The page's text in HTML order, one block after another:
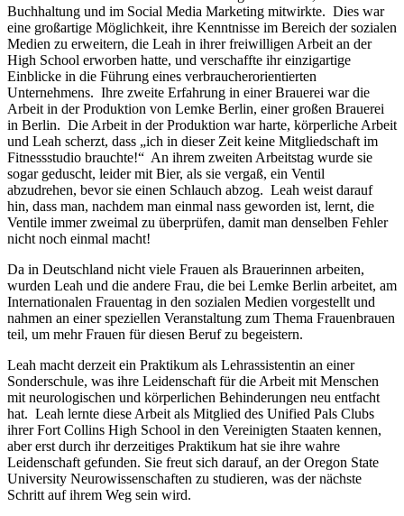
Buchhaltung und im Social Media Marketing mitwirkte. Dies war
eine großartige Möglichkeit, ihre Kenntnisse im Bereich der sozialen
Medien zu erweitern, die Leah in ihrer freiwilligen Arbeit an der
High School erworben hatte, und verschaffte ihr einzigartige
Einblicke in die Führung eines verbraucherorientierten
Unternehmens. Ihre zweite Erfahrung in einer Brauerei war die
Arbeit in der Produktion von Lemke Berlin, einer großen Brauerei
in Berlin. Die Arbeit in der Produktion war harte, körperliche Arbeit
und Leah scherzt, dass „ich in dieser Zeit keine Mitgliedschaft im
Fitnessstudio brauchte!“ An ihrem zweiten Arbeitstag wurde sie
sogar geduscht, leider mit Bier, als sie vergaß, ein Ventil
abzudrehen, bevor sie einen Schlauch abzog. Leah weist darauf
hin, dass man, nachdem man einmal nass geworden ist, lernt, die
Ventile immer zweimal zu überprüfen, damit man denselben Fehler
nicht noch einmal macht!
Da in Deutschland nicht viele Frauen als Brauerinnen arbeiten,
wurden Leah und die andere Frau, die bei Lemke Berlin arbeitet, am
Internationalen Frauentag in den sozialen Medien vorgestellt und
nahmen an einer speziellen Veranstaltung zum Thema Frauenbrauen
teil, um mehr Frauen für diesen Beruf zu begeistern.
Leah macht derzeit ein Praktikum als Lehrassistentin an einer
Sonderschule, was ihre Leidenschaft für die Arbeit mit Menschen
mit neurologischen und körperlichen Behinderungen neu entfacht
hat. Leah lernte diese Arbeit als Mitglied des Unified Pals Clubs
ihrerFort Collins High School in den Vereinigten Staaten kennen,
aber erst durch ihr derzeitiges Praktikum hat sie ihre wahre
Leidenschaft gefunden. Sie freut sich darauf, an derOregon State
University Neurowissenschaften zu studieren, was der nächste
Schritt auf ihrem Weg sein wird.